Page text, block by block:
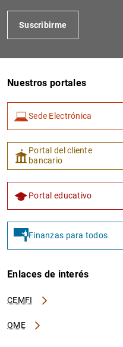
Suscribirme
Nuestros portales
Sede Electrónica
Portal del cliente
bancario
Portal educativo
Finanzas para todos
Enlaces de interés
CEMFI
OME